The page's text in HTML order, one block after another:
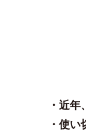
・近
・使い